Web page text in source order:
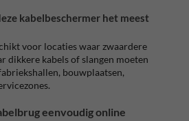
kabelbeschermer het meest
voor locaties waar zwaardere
dikkere kabels of slangen moeten
bouwplaatsen,
eenvoudig online